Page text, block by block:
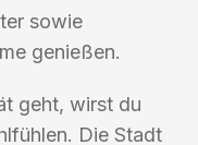
sowie
genießen.
geht, wirst du
Die Stadt